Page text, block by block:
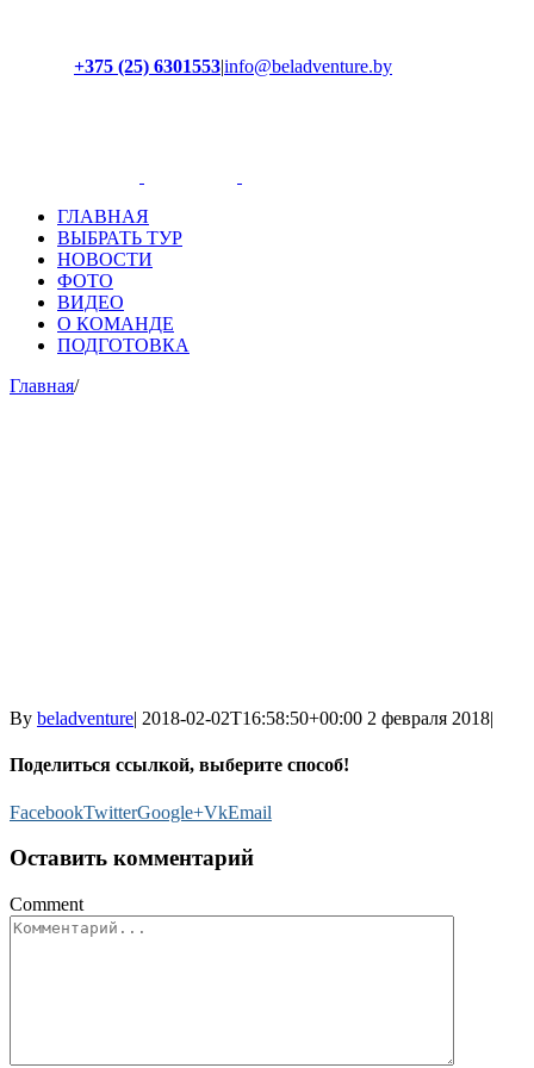
+375 (25) 6301553|info@beladventure.by
ГЛАВНАЯ
ВЫБРАТЬ ТУР
НОВОСТИ
ФОТО
ВИДЕО
О КОМАНДЕ
ПОДГОТОВКА
Главная/
By beladventure| 2018-02-02T16:58:50+00:00 2 февраля 2018|
Поделиться ссылкой, выберите способ!
FacebookTwitterGoogle+VkEmail
Оставить комментарий
Comment